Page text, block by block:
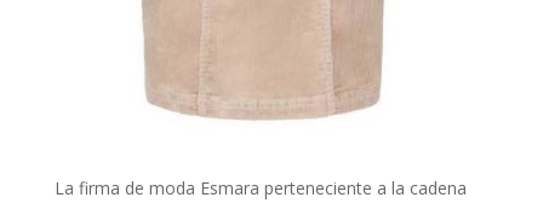
La firma de moda Esmara perteneciente a la cadena